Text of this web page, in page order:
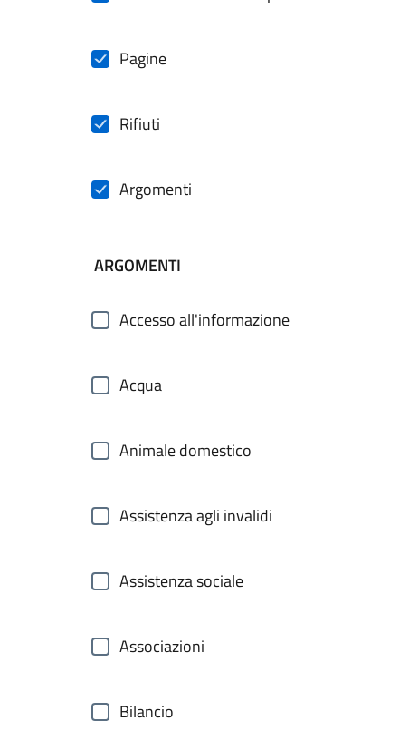
Pagine
Rifiuti
Argomenti
ARGOMENTI
Accesso all'informazione
Acqua
Animale domestico
Assistenza agli invalidi
Assistenza sociale
Associazioni
Bilancio